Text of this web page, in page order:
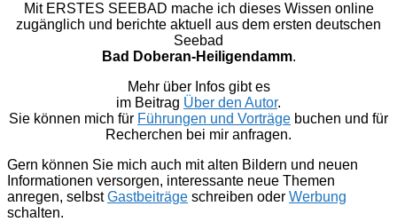
Mit ERSTES SEEBAD mache ich dieses Wissen online
zugänglich und berichte aktuell aus dem ersten deutschen
Seebad
Bad Doberan-Heiligendamm.
Mehr über Infos gibt es
im Beitrag Über den Autor.
Sie können mich für Führungen und Vorträge buchen und für
Recherchen bei mir anfragen.
Gern können Sie mich auch mit alten Bildern und neuen
Informationen versorgen, interessante neue Themen
anregen, selbstGastbeiträge schreiben oder Werbung
schalten.